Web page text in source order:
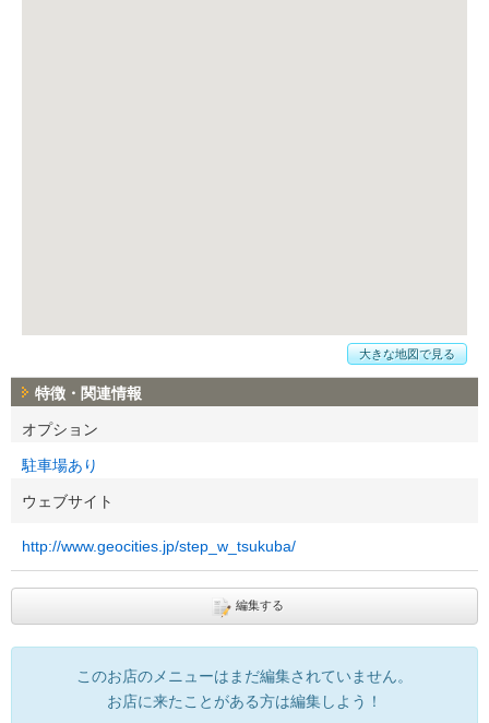
大きな地図で見る
特徴・関連情報
オプション
駐車場あり
ウェブサイト
http://www.geocities.jp/step_w_tsukuba/
編集する
このお店のメニューはまだ編集されていません。
お店に来たことがある方は編集しよう！